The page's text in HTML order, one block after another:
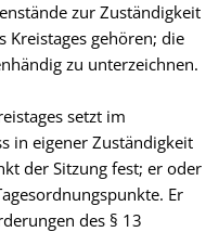
zur Zuständigkeit
Kreistages gehören; die
zu unterzeichnen.
setzt im
in eigener Zuständigkeit
der Sitzung fest; er oder
Er
des § 13